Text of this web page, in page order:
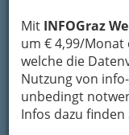
Mit INFOGraz
um € 4,99/Monat
welche die
Nutzung von
unbedingt
Infos dazu finden
Abdichten
Türöffnungen
Abdichter
Druckwasser